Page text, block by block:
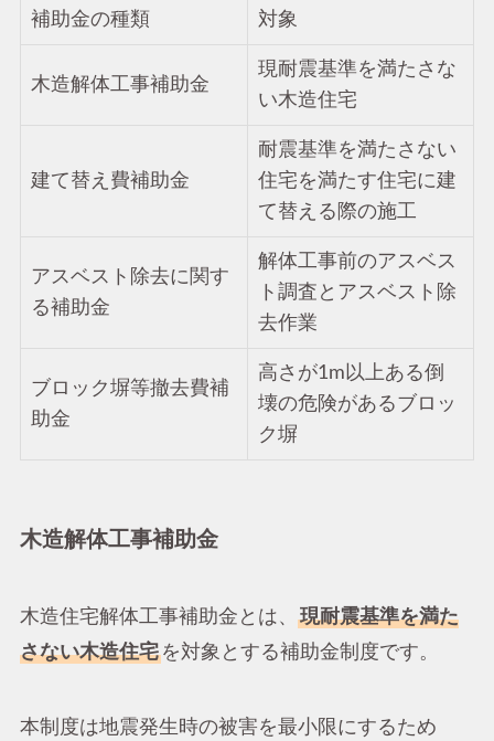
補助金の種類 対象
木造解体工事補助金
現耐震基準を満たさな
い木造住宅
建て替え費補助金
耐震基準を満たさない
住宅を満たす住宅に建
て替える際の施工
アスベスト除去に関す
る補助金
解体工事前のアスベス
ト調査とアスベスト除
去作業
ブロック塀等撤去費補
助金
高さが1m以上ある倒
壊の危険があるブロッ
ク塀
木造解体工事補助金
木造住宅解体工事補助金とは、
現耐震基準を満た
さない木造住宅を対象とする補助金制度です。
本制度は地震発生時の被害を最小限にするため